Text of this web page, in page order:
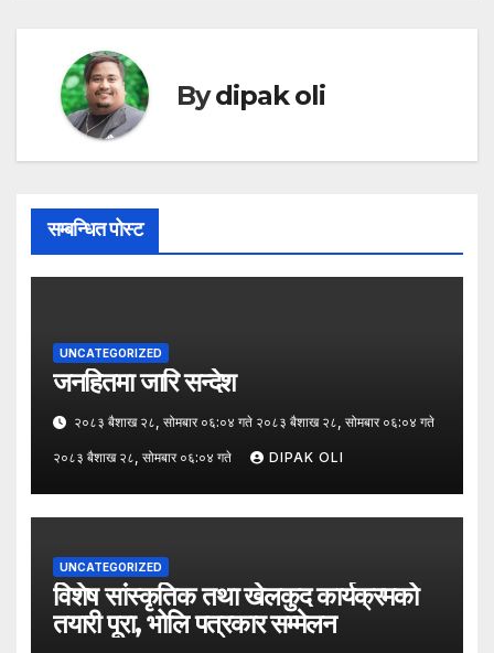
navigation
Bydipak oli
सम्बन्धित पोस्ट
UNCATEGORIZED
जनहितमा जारि सन्देश
२०८३ बैशाख २८, सोमबार ०६:०४ गते २०८३ बैशाख २८, सोमबार ०६:०४ गते
२०८३ बैशाख २८, सोमबार ०६:०४ गते DIPAK OLI
UNCATEGORIZED
विशेष सांस्कृतिक तथा खेलकुद कार्यक्रमको
तयारी पूरा, भोलि पत्रकार सम्मेलन